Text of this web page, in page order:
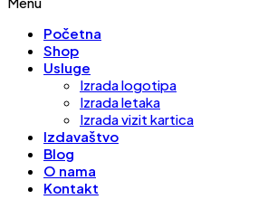
Početna
Shop
Usluge
Izrada logotipa
Izrada letaka
Izrada vizit kartica
Izdavaštvo
Blog
O nama
Kontakt